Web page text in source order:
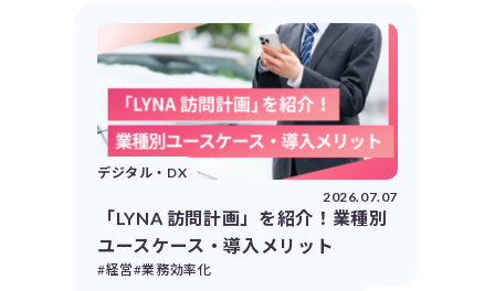
デジタル・DX
2026.07.07
「LYNA 訪問計画」を紹介！業種別
ユースケース・導入メリット
#経営#業務効率化